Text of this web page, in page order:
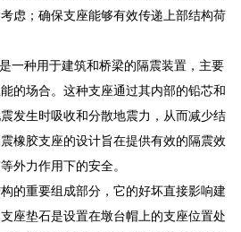
虑；确保支座能够有效传递上部结构荷
一种用于建筑和桥梁的隔震装置，主要
的场合。这种支座通过其内部的铅芯和
发生时吸收和分散地震力，从而减少结
橡胶支座的设计旨在提供有效的隔震效
外力作用下的安全。
的重要组成部分，它的好坏直接影响建
座垫石是设置在墩台帽上的支座位置处